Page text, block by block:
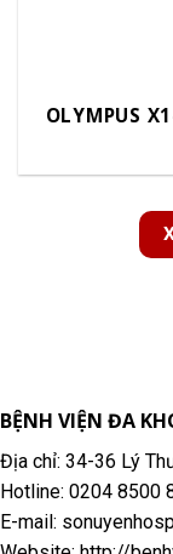
OLYMPUS
BỆNH VIỆN ĐA
Địa chỉ: 34-36 Lý
Hotline: 0204 8500
E-mail: